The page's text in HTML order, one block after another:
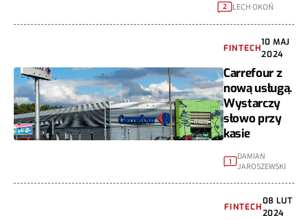
2 LECH OKOŃ
FINTECH
10 MAJ
2024
Carrefour z
nową usługą.
Wystarczy
słowo przy
kasie
1
DAMIAN
JAROSZEWSKI
FINTECH
08 LUT
2024